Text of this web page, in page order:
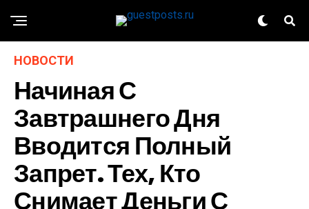
НОВОСТИ
Начиная С
Завтрашнего Дня
Вводится Полный
Запрет. Тех, Кто
Снимает Деньги С